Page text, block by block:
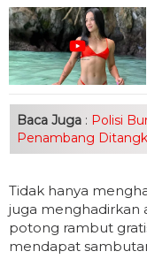
Baca Juga : Polisi
Penambang
Tidak hanya
juga menghadirkan
potong rambut
mendapat